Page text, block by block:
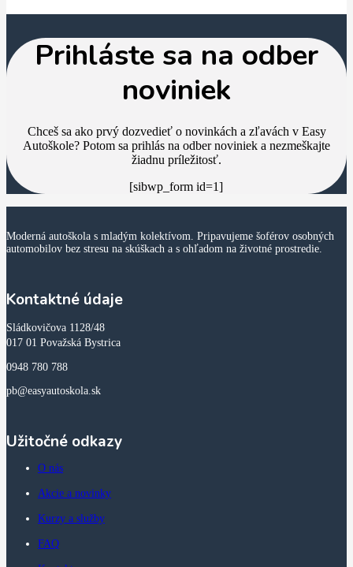
Prihláste sa na odber
noviniek
Chceš sa ako prvý dozvedieť o novinkách a zľavách v Easy
Autoškole? Potom sa prihlás na odber noviniek a nezmeškajte
žiadnu príležitosť.
[sibwp_form id=1]
Moderná autoškola s mladým kolektívom. Pripavujeme šoférov osobných
automobilov bez stresu na skúškach a s ohľadom na životné prostredie.
Kontaktné údaje
Sládkovičova 1128/48
017 01 Považská Bystrica
0948 780 788
pb@easyautoskola.sk
Užitočné odkazy
O nás
Akcie a novinky
Kurzy a služby
FAQ